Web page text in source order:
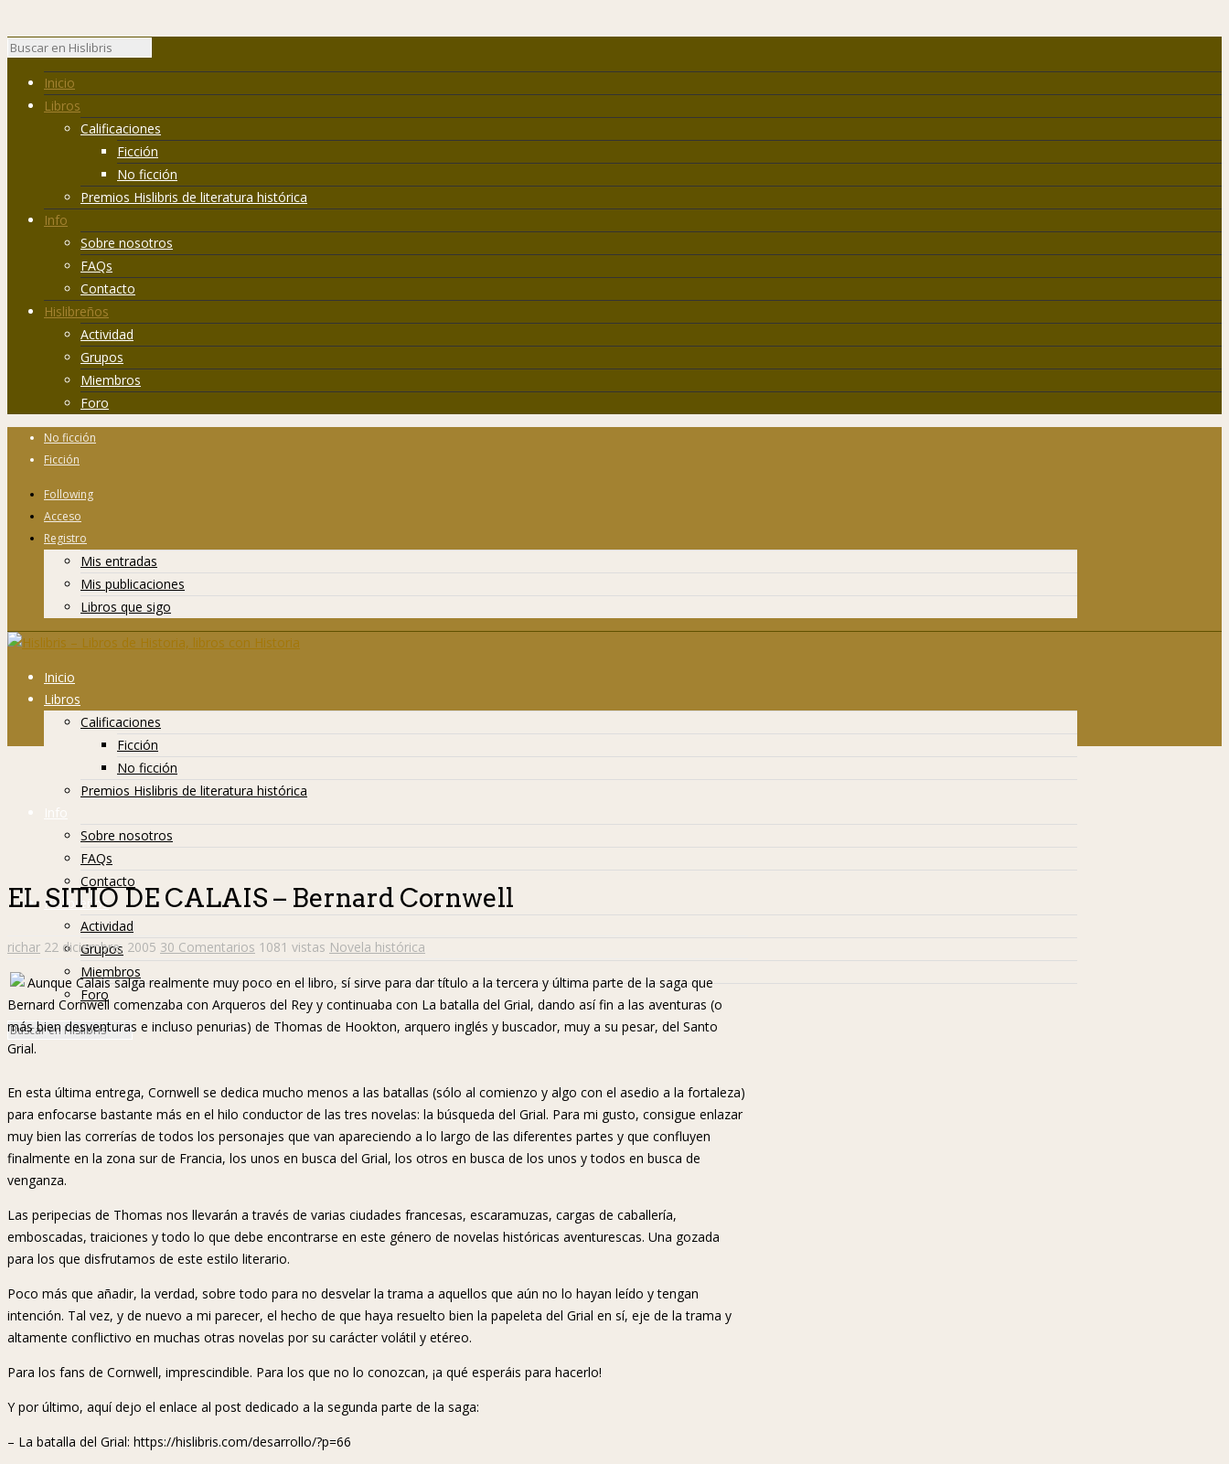
Inicio
Libros
Calificaciones
Ficción
No ficción
Premios Hislibris de literatura histórica
Info
Sobre nosotros
FAQs
Contacto
Hislibreños
Actividad
Grupos
Miembros
Foro
No ficción
Ficción
Following
Acceso
Registro
Mis entradas
Mis publicaciones
Libros que sigo
Inicio
Libros
Calificaciones
Ficción
No ficción
Premios Hislibris de literatura histórica
Info
Sobre nosotros
FAQs
Contacto
Hislibreños
Actividad
Grupos
Miembros
Foro
EL SITIO DE CALAIS – Bernard Cornwell
richar 22 diciembre, 2005 30 Comentarios 1081 vistas Novela histórica
Aunque Calais salga realmente muy poco en el libro, sí sirve para dar título a la tercera y última parte de la saga que
Bernard Cornwell comenzaba con Arqueros del Rey y continuaba con La batalla del Grial, dando así fin a las aventuras (o
más bien desventuras e incluso penurias) de Thomas de Hookton, arquero inglés y buscador, muy a su pesar, del Santo
Grial.
En esta última entrega, Cornwell se dedica mucho menos a las batallas (sólo al comienzo y algo con el asedio a la fortaleza)
para enfocarse bastante más en el hilo conductor de las tres novelas: la búsqueda del Grial. Para mi gusto, consigue enlazar
muy bien las correrías de todos los personajes que van apareciendo a lo largo de las diferentes partes y que confluyen
finalmente en la zona sur de Francia, los unos en busca del Grial, los otros en busca de los unos y todos en busca de
venganza.
Las peripecias de Thomas nos llevarán a través de varias ciudades francesas, escaramuzas, cargas de caballería,
emboscadas, traiciones y todo lo que debe encontrarse en este género de novelas históricas aventurescas. Una gozada
para los que disfrutamos de este estilo literario.
Poco más que añadir, la verdad, sobre todo para no desvelar la trama a aquellos que aún no lo hayan leído y tengan
intención. Tal vez, y de nuevo a mi parecer, el hecho de que haya resuelto bien la papeleta del Grial en sí, eje de la trama y
altamente conflictivo en muchas otras novelas por su carácter volátil y etéreo.
Para los fans de Cornwell, imprescindible. Para los que no lo conozcan, ¡a qué esperáis para hacerlo!
Y por último, aquí dejo el enlace al post dedicado a la segunda parte de la saga:
– La batalla del Grial: https://hislibris.com/desarrollo/?p=66